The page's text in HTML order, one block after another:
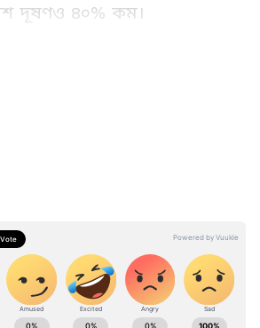
দূষণও ৪০% কম।